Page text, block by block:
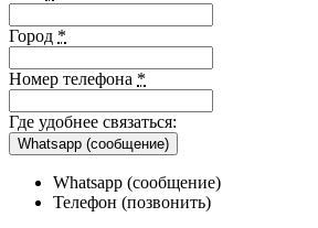
Город *
Номер телефона *
Где удобнее связаться:
Whatsapp (сообщение)
Whatsapp (сообщение)
Телефон (позвонить)